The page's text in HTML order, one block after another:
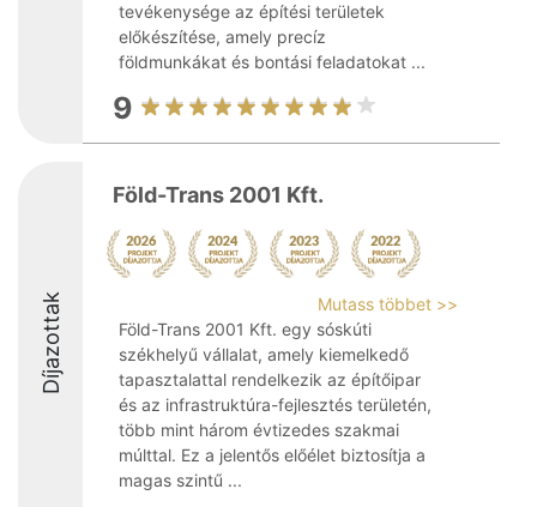
tevékenysége az építési területek
előkészítése, amely precíz
földmunkákat és bontási feladatokat ...
9
Díjazottak
Föld-Trans 2001 Kft.
Mutass többet >>
Föld-Trans 2001 Kft. egy sóskúti
székhelyű vállalat, amely kiemelkedő
tapasztalattal rendelkezik az építőipar
és az infrastruktúra-fejlesztés területén,
több mint három évtizedes szakmai
múlttal. Ez a jelentős előélet biztosítja a
magas szintű ...